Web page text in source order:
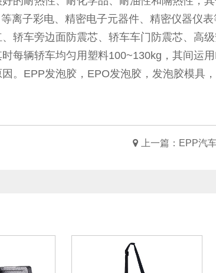
离子彩电、精密电子元器件、精密仪器仪
轿车旁边面防震芯、轿车车门防震芯、高
每辆轿车均匀用塑料100~130kg，其间运
。EPP发泡胶，EPO发泡胶，发泡胶模具
上一篇： EPP汽